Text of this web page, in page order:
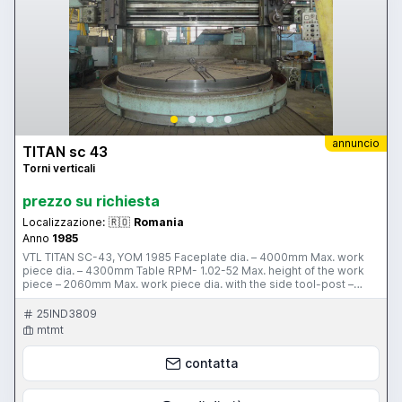
annuncio
TITAN sc 43
Torni verticali
prezzo su richiesta
Localizzazione: 🇷🇴 Romania
Anno 1985
VTL TITAN SC-43, YOM 1985 Faceplate dia. – 4000mm Max. work
piece dia. – 4300mm Table RPM- 1.02-52 Max. height of the work
piece – 2060mm Max. work piece dia. with the side tool-post –
4300mm Max. work piece weight – 18000kg Max. travel of the
vertical rams from the center: Right ram – 2400mm Left ram –
2400mm Max. travel of the carriage of the vertical rams: Right –
760mm Left – 1200mm Min. boring dia. with the vertical carriage –
280mm Max. angular displacement of the vertical rams – 35° Max.
vertical travel of the side tool-post – 2000mm Max. travel of the
carriage of the side-tool post in the horizontal position – 1000mm
Speed of the fast travel of the rams – 2500 mm/min Max. vertical
25IND3809
mtmt
contatta